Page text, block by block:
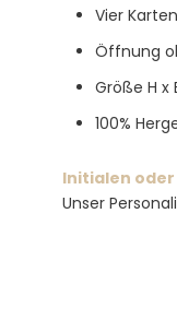
Vier
Öffnung
Größe H x
100%
Initialen
Unser